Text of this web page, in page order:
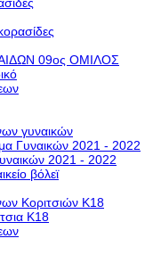
09ος ΟΜΙΛΟΣ
γυναικών
Γυναικών 2021 - 2022
2021 - 2022
βόλεϊ
Κοριτσιών Κ18
Κ18